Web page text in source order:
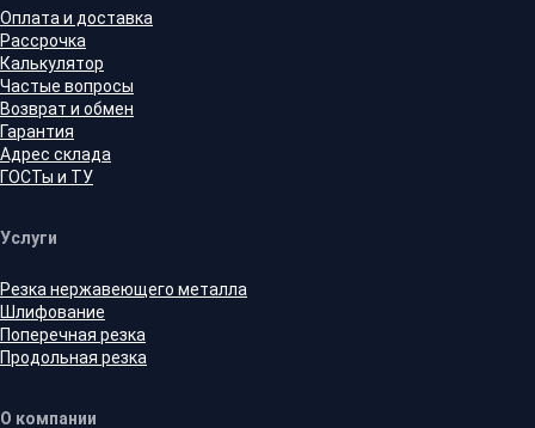
Оплата и доставка
Рассрочка
Калькулятор
Частые вопросы
Возврат и обмен
Гарантия
Адрес склада
ГОСТы и ТУ
Услуги
Резка нержавеющего металла
Шлифование
Поперечная резка
Продольная резка
О компании